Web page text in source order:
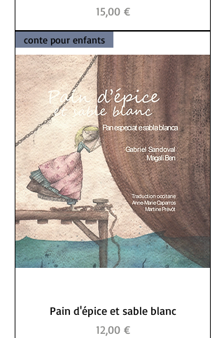
Prix
15,00 €
conte pour enfants
Pain d'épice et sable blanc
Prix
12,00 €